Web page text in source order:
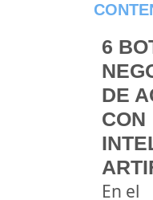
6
DE
CON
En el